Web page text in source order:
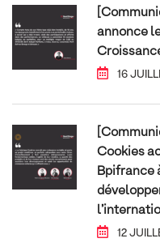
annonce
16
Cookies
Bpifrance
12